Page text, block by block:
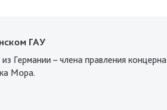
ГАУ
Германии – члена правления концерна
Мора.